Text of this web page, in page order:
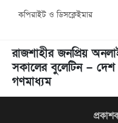
কপিরাইট ও ডিসক্লেইমার
রাজশাহীর জনপ্রিয়
সকালের বুলেটিন –
গণমাধ্যম